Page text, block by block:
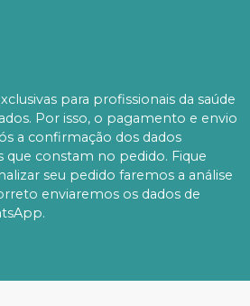
para profissionais da saúde
Por isso, o pagamento e envio
a confirmação dos dados
que constam no pedido. Fique
seu pedido faremos a análise
enviaremos os dados de